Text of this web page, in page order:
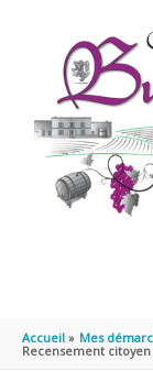
Accueil Mes
Recensement